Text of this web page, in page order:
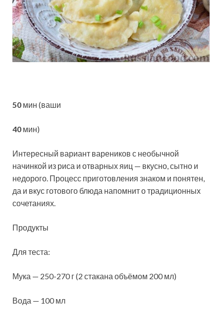
50 мин (ваши
40 мин)
Интересный вариант вареников с необычной
начинкой из риса и отварных яиц — вкусно, сытно и
недорого. Процесс приготовления знаком и понятен,
да и вкус готового блюда напомнит о традиционных
сочетаниях.
Продукты
Для теста:
Мука — 250-270 г (2 стакана объёмом 200 мл)
Вода — 100 мл